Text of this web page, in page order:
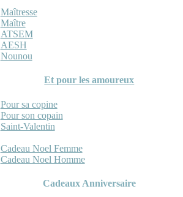
Maîtresse
Maître
ATSEM
AESH
Nounou
Et pour les amoureux
Pour sa copine
Pour son copain
Saint-Valentin
Cadeau Noel Femme
Cadeau Noel Homme
Cadeaux Anniversaire